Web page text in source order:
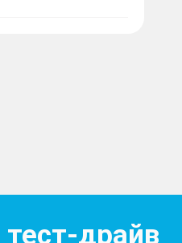
драйв